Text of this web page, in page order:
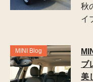
秋
イ
MINI Blog
ブ
美